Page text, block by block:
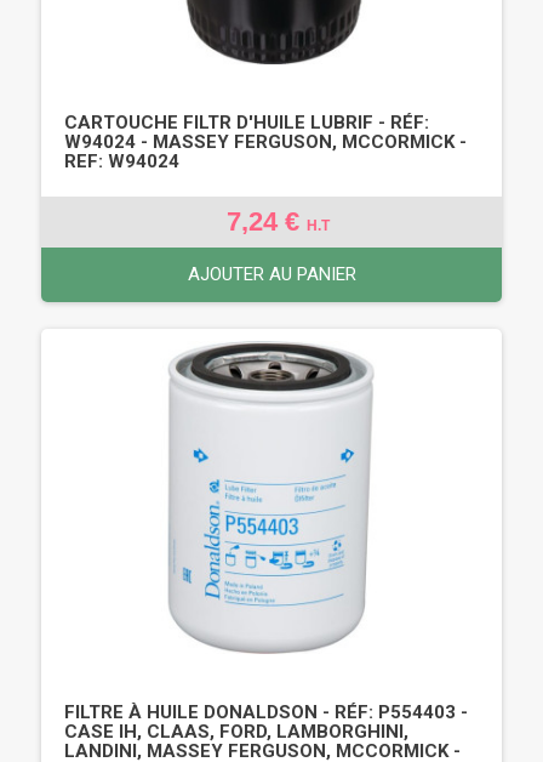
CARTOUCHE FILTR D'HUILE LUBRIF - RÉF:
W94024 - MASSEY FERGUSON, MCCORMICK -
REF: W94024
7,24 € H.T
AJOUTER AU PANIER
FILTRE À HUILE DONALDSON - RÉF: P554403 -
CASE IH, CLAAS, FORD, LAMBORGHINI,
LANDINI, MASSEY FERGUSON, MCCORMICK -